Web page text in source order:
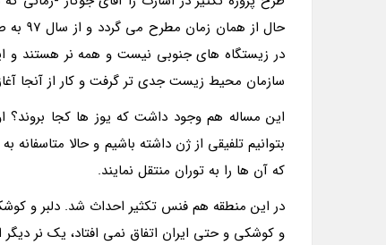
حال
در زیستگاه های جنوبی نیست و همه نر هستند و
سازمان محیط زیست جدی تر گرفت و کار از آنجا
این مساله هم وجود داشت که یوز ها کجا بروند؟
بتوانیم تلفیقی از ژن داشته باشیم و حالا
که آن ها را به توران منتقل نمایند.
در این منطقه هم فنس تکثیر احداث شد. دلبر و
و کوشکی و حتی ایران اتفاق نمی افتاد، یک نر